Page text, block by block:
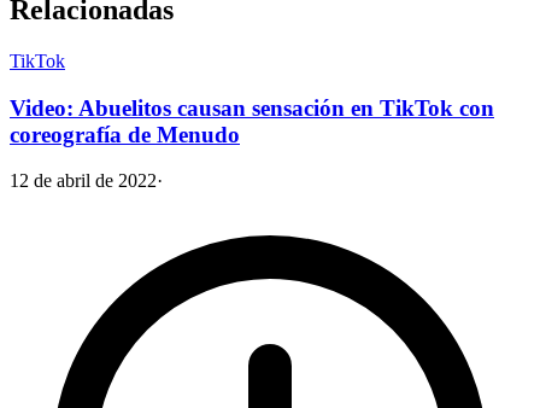
Relacionadas
TikTok
Video: Abuelitos causan sensación en TikTok con
coreografía de Menudo
12 de abril de 2022·